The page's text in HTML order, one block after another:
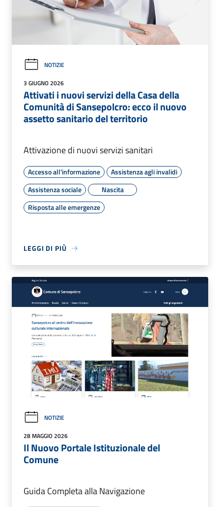
NOTIZIE
3 GIUGNO 2026
Attivati i nuovi servizi della Casa della
Comunità di Sansepolcro: ecco il nuovo
assetto sanitario del territorio
Attivazione di nuovi servizi sanitari
Accesso all'informazione
Assistenza agli invalidi
Assistenza sociale
Nascita
Risposta alle emergenze
LEGGI DI PIÙ
NOTIZIE
28 MAGGIO 2026
Il Nuovo Portale Istituzionale del
Comune
Guida Completa alla Navigazione